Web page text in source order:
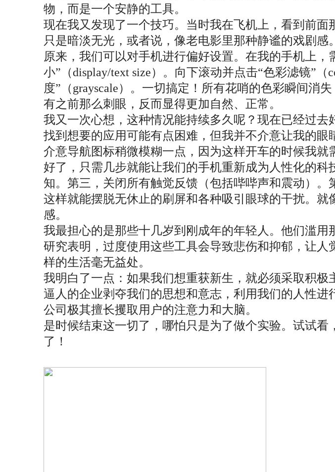
物，而是一个安静的工具。
现在我又发现了一个技巧。当时我在飞机上，看到前
只是暗淡无光，或者说，像老电影里那种静谧的戏剧感
原来，我们可以对手机进行偏好设置。在我的手机上
小”（display/text size）。向下滚动并点击“色彩滤镜”
度”（grayscale）。一切搞定！所有花哨的色彩瞬间
有之前那么刺眼，反而显得更加自然、正常。
我又一次心想，这种情况能持续多久呢？现在已经过
找到想要的应用可能有点困难，但我并不介意让我的
介意导航图标稍微模糊一点，因为这样开车的时候我就
好了，只需几步就能让我们的手机重新成为人性化的
知。第三，关闭所有触觉反馈（包括哔哔声和震动）。
这样就能摆脱无休止的刷屏和各种吸引眼球的干扰。
感。
我最担心的是那些十几岁到刚成年的年轻人。他们滥
研究表明，过度使用这些工具会导致悲伤和抑郁，让
样的生活毫无益处。
我明白了一点：如果我们想重获新生，就必须采取积
逼人的企业剥夺我们的思想和意志，利用我们的人性
公司极其擅长攫取用户的注意力和大脑。
是时候结束这一切了，哪怕只是为了做个实验。试试
了！